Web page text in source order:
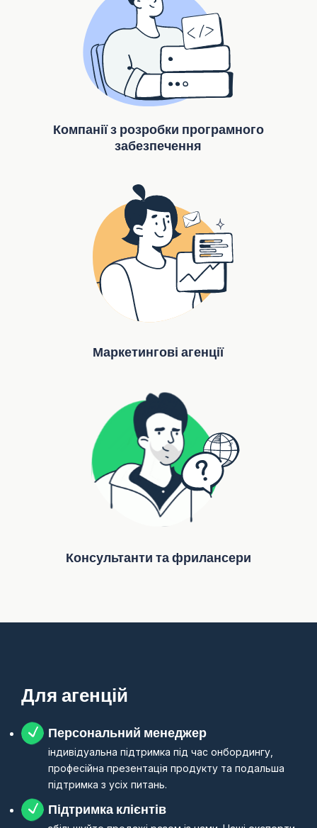
Компанії з розробки програмного
забезпечення
Маркетингові агенції
Консультанти та фрилансери
Для агенцій
Персональний менеджер
індивідуальна підтримка під час онбордингу,
професійна презентація продукту та подальша
підтримка з усіх питань.
Підтримка клієнтів